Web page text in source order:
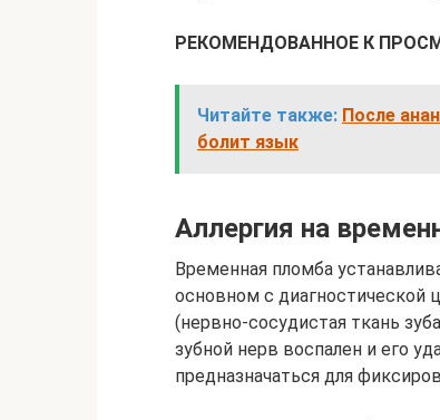
РЕКОМЕНДОВАННОЕ К
Читайте также: После
болит язык
Аллергия на
Временная пломба
основном с диагностической
(нервно-сосудистая ткань
зубной нерв воспален и его
предназначаться для